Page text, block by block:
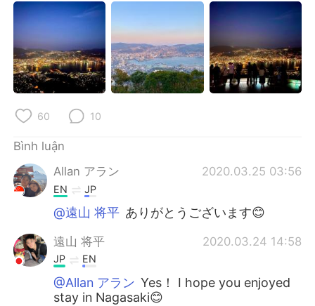
60 10
Bình luận
Allan アラン
2020.03.25 03:56
EN JP
@遠山 将平 ありがとうございます😊
遠山 将平 2020.03.24 14:58
JP EN
@Allan アラン Yes！ I hope you enjoyed
stay in Nagasaki😊